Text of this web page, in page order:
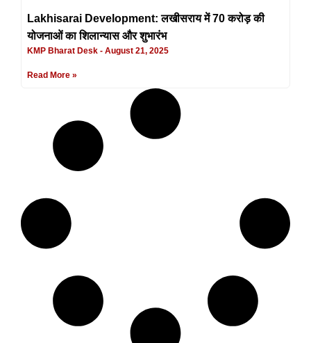
Lakhisarai Development: लखीसराय में 70 करोड़ की
योजनाओं का शिलान्यास और शुभारंभ
KMP Bharat Desk August 21, 2025
Read More »